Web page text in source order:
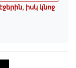
իսկ կնոջ